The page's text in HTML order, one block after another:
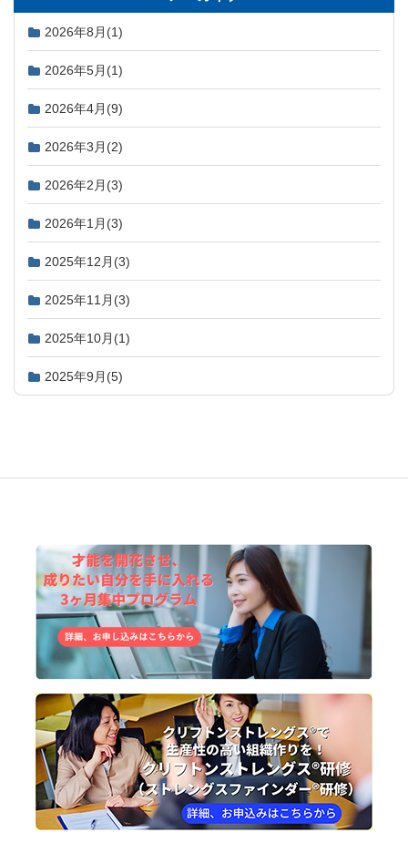
2026年8月 (1)
2026年5月 (1)
2026年4月 (9)
2026年3月 (2)
2026年2月 (3)
2026年1月 (3)
2025年12月 (3)
2025年11月 (3)
2025年10月 (1)
2025年9月 (5)